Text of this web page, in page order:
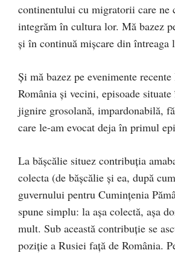
continentului cu migratorii care ne
integrăm în cultura lor. Mă bazez
şi în continuă mişcare din întreaga
Şi mă bazez pe evenimente recente
România şi vecini, episoade
jignire grosolană, impardonabilă,
care le-am evocat deja în primul
La băşcălie situez contribuţia
colecta (de băşcălie şi ea, după
guvernului pentru Cuminţenia
spune simplu: la aşa colectă, aşa
mult. Sub această contribuţie se
poziţie a Rusiei faţă de România.